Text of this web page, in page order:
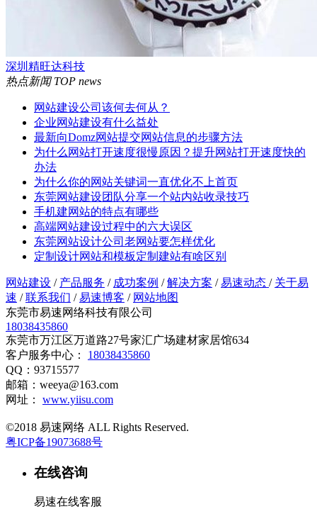
深圳精旺达科技
热点新闻TOP news
网站建设公司该何去何从？
企业网站建设有什么益处
最新向Domz网站提交网站信息的步骤方法
为什么网站打开速度很慢原因？提升网站打开速度快的
办法
为什么你的网站关键词一直优化不上首页
东莞网站建设团队分享一个站内站收录技巧
手机建网站的特点有哪些
高端网站建设过程中的六大误区
东莞网站设计公司老网站要怎样优化
定制设计网站和模板定制建站有啥区别
网站建设 / 产品服务 / 成功案例 / 解决方案 / 易速动态 / 关于易
速 / 联系我们 / 易速博客 / 网站地图
东莞市易速网络科技有限公司
18038435860
东莞市万江区万道路27号家汇广场建材家居馆634
客户服务中心： 18038435860
QQ：93715577
邮箱：weeya@163.com
网址： www.yiisu.com
©2018 易速网络 ALL Rights Reserved.
粤ICP备19073688号
在线咨询
易速在线客服